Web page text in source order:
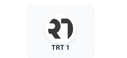
TRT 1